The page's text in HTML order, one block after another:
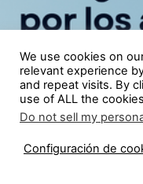
We use cookies on
relevant experience
and repeat visits. By
use of ALL the
Do not sell my
Configuración de